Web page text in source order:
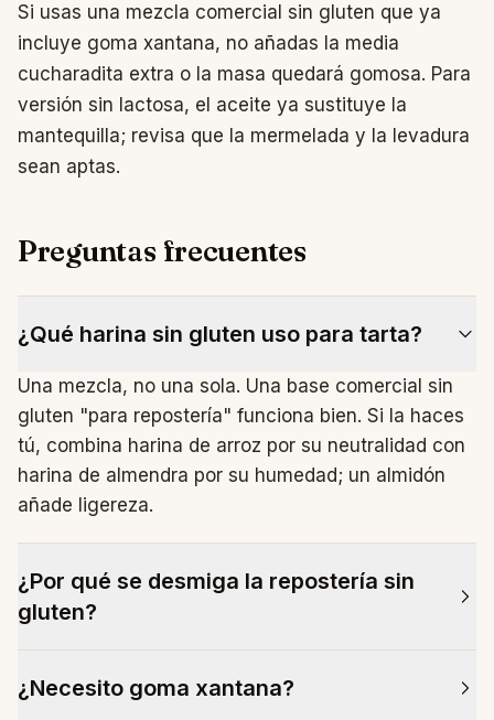
Si usas una mezcla comercial sin gluten que ya
incluye goma xantana, no añadas la media
cucharadita extra o la masa quedará gomosa. Para
versión sin lactosa, el aceite ya sustituye la
mantequilla; revisa que la mermelada y la levadura
sean aptas.
Preguntas frecuentes
¿Qué harina sin gluten uso para tarta?
Una mezcla, no una sola. Una base comercial sin
gluten "para repostería" funciona bien. Si la haces
tú, combina harina de arroz por su neutralidad con
harina de almendra por su humedad; un almidón
añade ligereza.
¿Por qué se desmiga la repostería sin
gluten?
la miga y el gas. Se compensa con goma xantana
¿Necesito goma xantana?